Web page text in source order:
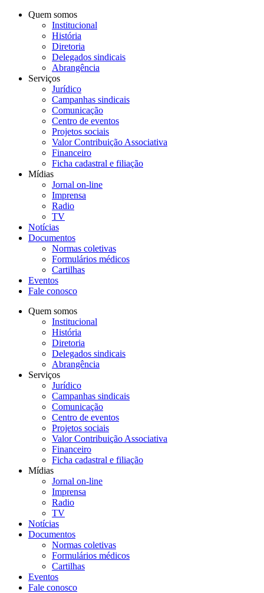
Quem somos
Institucional
História
Diretoria
Delegados sindicais
Abrangência
Serviços
Jurídico
Campanhas sindicais
Comunicação
Centro de eventos
Projetos sociais
Valor Contribuição Associativa
Financeiro
Ficha cadastral e filiação
Mídias
Jornal on-line
Imprensa
Radio
TV
Notícias
Documentos
Normas coletivas
Formulários médicos
Cartilhas
Eventos
Fale conosco
Quem somos
Institucional
História
Diretoria
Delegados sindicais
Abrangência
Serviços
Jurídico
Campanhas sindicais
Comunicação
Centro de eventos
Projetos sociais
Valor Contribuição Associativa
Financeiro
Ficha cadastral e filiação
Mídias
Jornal on-line
Imprensa
Radio
TV
Notícias
Documentos
Normas coletivas
Formulários médicos
Cartilhas
Eventos
Fale conosco